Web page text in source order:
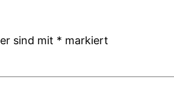
sind mit * markiert